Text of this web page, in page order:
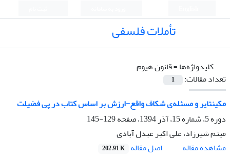
تأملات فلسفی
کلیدواژه‌ها =قانون هیوم
تعداد مقالات:
1
مکینتایر و مسئله‌ی شکاف واقع-ارزش بر اساس کتاب در پی فضیلت
دوره 5، شماره 15، آذر 1394، صفحه
129-145
میثم شیرزاد، علی اکبر عبدل آبادی
مشاهده مقاله
اصل مقاله 202.91 K